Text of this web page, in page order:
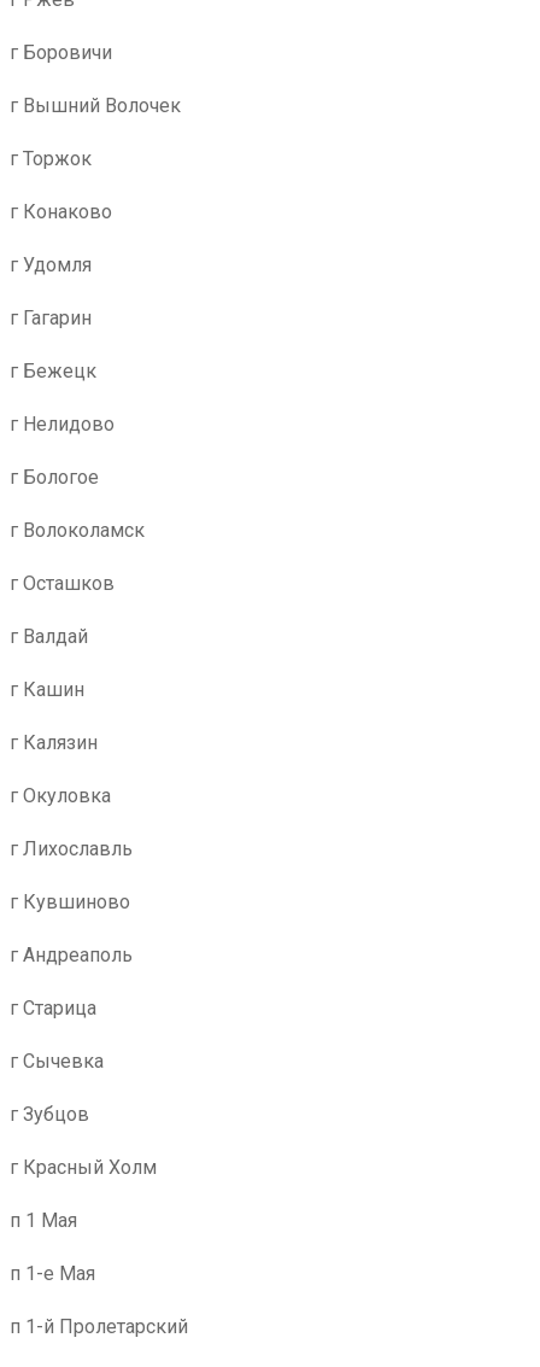
г Боровичи
г Вышний Волочек
г Торжок
г Конаково
г Удомля
г Гагарин
г Бежецк
г Нелидово
г Бологое
г Волоколамск
г Осташков
г Валдай
г Кашин
г Калязин
г Окуловка
г Лихославль
г Кувшиново
г Андреаполь
г Старица
г Сычевка
г Зубцов
г Красный Холм
п 1 Мая
п 1-е Мая
п 1-й Пролетарский